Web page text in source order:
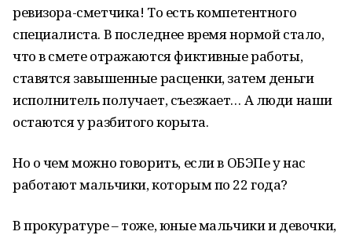
ревизора-сметчика! То есть компетентного
специалиста. В последнее время нормой стало,
что в смете отражаются фиктивные работы,
ставятся завышенные расценки, затем деньги
исполнитель получает, съезжает… А люди наши
остаются у разбитого корыта.
Но о чем можно говорить, если в ОБЭПе у нас
работают мальчики, которым по 22 года?
В прокуратуре – тоже, юные мальчики и девочки,